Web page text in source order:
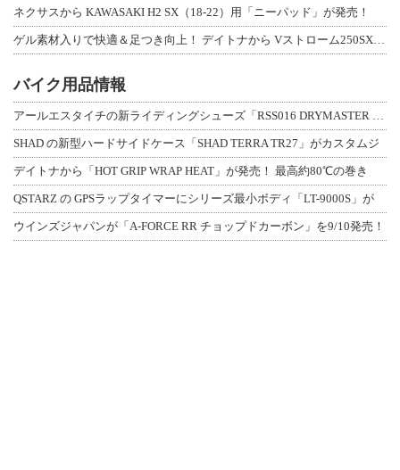
ネクサスから KAWASAKI H2 SX（18-22）用「ニーパッド」が発売！
ゲル素材入りで快適＆足つき向上！ デイトナから Vストローム250SX用「快適ロ
バイク用品情報
アールエスタイチの新ライディングシューズ「RSS016 DRYMASTER スト
SHAD の新型ハードサイドケース「SHAD TERRA TR27」がカスタムジ
デイトナから「HOT GRIP WRAP HEAT」が発売！ 最高約80℃の巻き
QSTARZ の GPSラップタイマーにシリーズ最小ボディ「LT-9000S」が
ウインズジャパンが「A-FORCE RR チョップドカーボン」を9/10発売！